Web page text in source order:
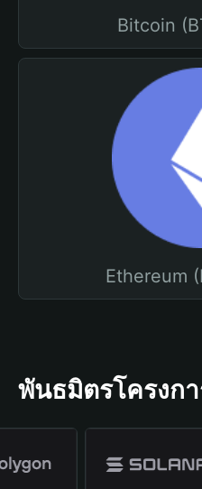
Bitcoin
Ethereum
พันธมิตรโครงก